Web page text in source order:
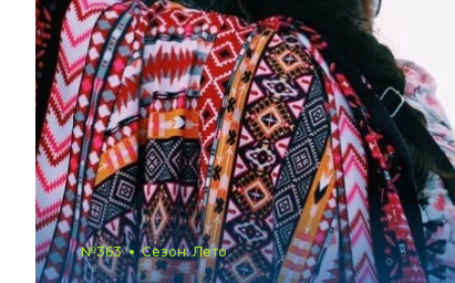
№363 Сезон: Лето